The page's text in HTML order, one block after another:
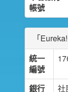
帳號
「
統一
編號
銀行 社